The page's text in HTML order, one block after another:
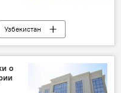
Узбекистан
о